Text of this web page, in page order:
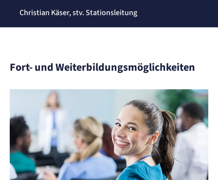
Christian Käser, stv. Stationsleitung
Fort- und Weiterbildungsmöglichkeiten